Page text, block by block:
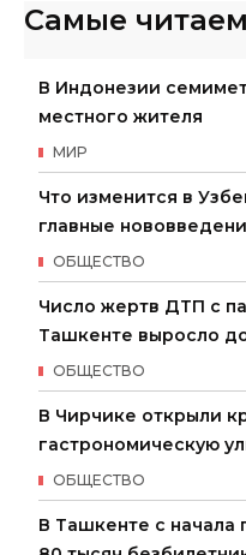
Самые
В Индонезии
местного жителя
МИР
Что изменится в
главные
ОБЩЕСТВО
Число жертв ДТП с
Ташкенте выросло
ОБЩЕСТВО
В Чирчике открыли
гастрономическую
ОБЩЕСТВО
В Ташкенте с начала